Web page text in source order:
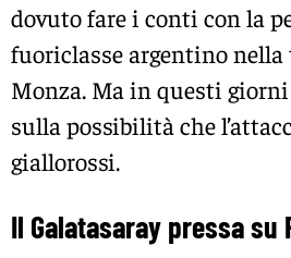
dovuto fare i conti con la
fuoriclasse argentino
Monza. Ma in questi
sulla possibilità che
giallorossi.
Il Galatasaray pressa su